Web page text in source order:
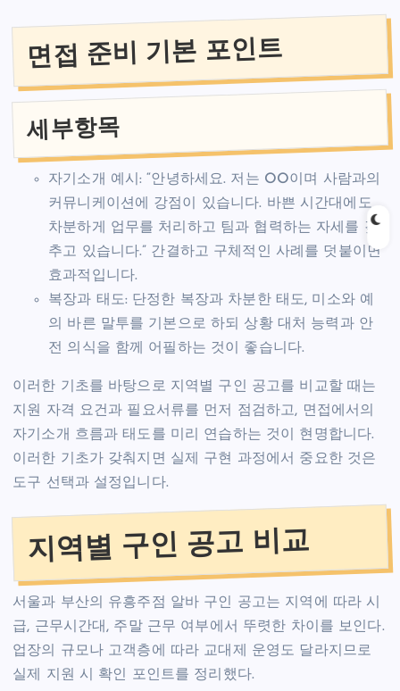
면접 준비 기본 포인트
세부항목
자기소개 예시: “안녕하세요. 저는 OO이며 사람과의
커뮤니케이션에 강점이 있습니다. 바쁜 시간대에도
차분하게 업무를 처리하고 팀과 협력하는 자세를 갖
추고 있습니다.” 간결하고 구체적인 사례를 덧붙이면
효과적입니다.
복장과 태도: 단정한 복장과 차분한 태도, 미소와 예
의 바른 말투를 기본으로 하되 상황 대처 능력과 안
전 의식을 함께 어필하는 것이 좋습니다.
이러한 기초를 바탕으로 지역별 구인 공고를 비교할 때는
지원 자격 요건과 필요서류를 먼저 점검하고, 면접에서의
자기소개 흐름과 태도를 미리 연습하는 것이 현명합니다.
이러한 기초가 갖춰지면 실제 구현 과정에서 중요한 것은
도구 선택과 설정입니다.
지역별 구인 공고 비교
서울과 부산의 유흥주점 알바 구인 공고는 지역에 따라 시
급, 근무시간대, 주말 근무 여부에서 뚜렷한 차이를 보인다.
업장의 규모나 고객층에 따라 교대제 운영도 달라지므로
실제 지원 시 확인 포인트를 정리했다.